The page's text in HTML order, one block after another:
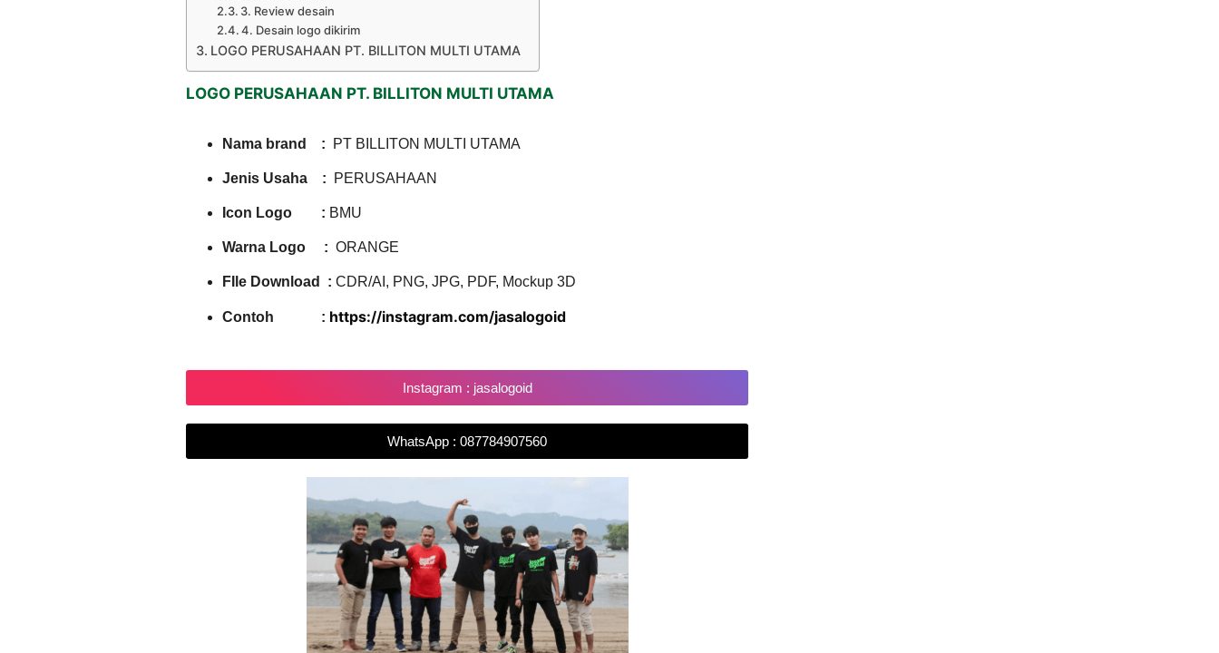
3. Review desain
4. Desain logo dikirim
LOGO PERUSAHAAN PT. BILLITON MULTI UTAMA
LOGO PERUSAHAAN PT. BILLITON MULTI UTAMA
Nama brand : PT BILLITON MULTI UTAMA
Jenis Usaha : PERUSAHAAN
Icon Logo : BMU
Warna Logo : ORANGE
FIle Download : CDR/AI, PNG, JPG, PDF, Mockup 3D
Contoh : https://instagram.com/jasalogoid
Instagram : jasalogoid
WhatsApp : 087784907560